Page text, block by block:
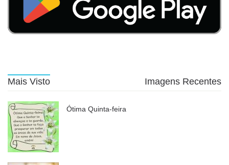
Mais Visto Imagens Recentes
Ótima Quinta-feira